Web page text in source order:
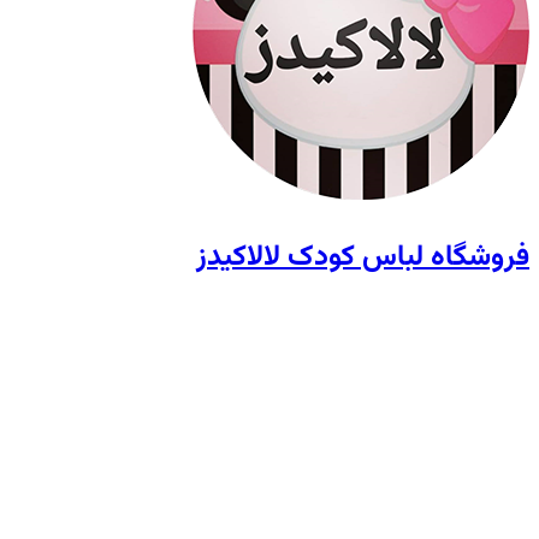
فروشگاه لباس کودک لالاکیدز